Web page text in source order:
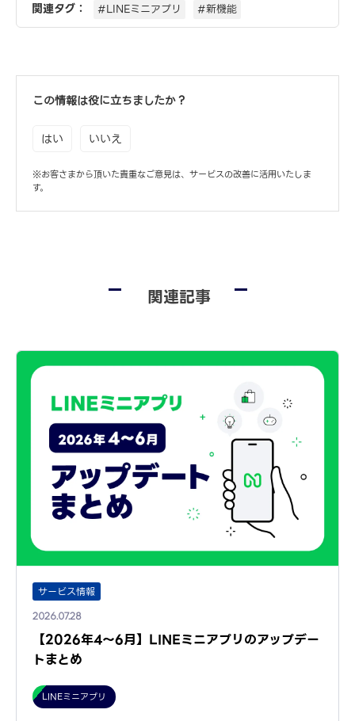
関連タグ： #LINEミニアプリ #新機能
この情報は役に立ちましたか？
はい いいえ
※お客さまから頂いた貴重なご意見は、サービスの改善に活用いたしま
す。
関連記事
サービス情報
2026.07.28
【2026年4～6月】LINEミニアプリのアップデー
トまとめ
LINEミニアプリ